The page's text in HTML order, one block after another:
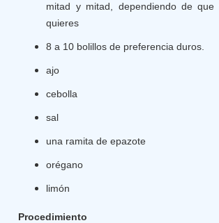
mitad y mitad, dependiendo de
quieres
8 a 10 bolillos de preferencia duros.
ajo
cebolla
sal
una ramita de epazote
orégano
limón
Procedimiento